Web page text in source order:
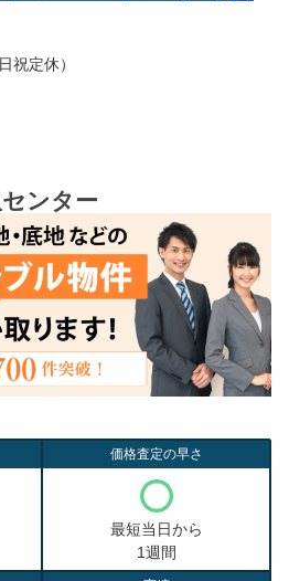
祝定休）
ンター
価格査定の早さ
最短当日から
1週間